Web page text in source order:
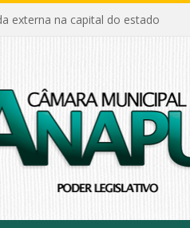
externa na capital do estado